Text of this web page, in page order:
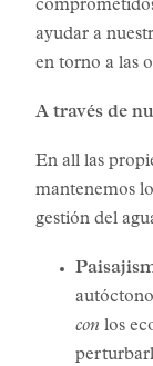
ayudar a
en torno a las
A través de
En all las
mantenemos
gestión del
con los